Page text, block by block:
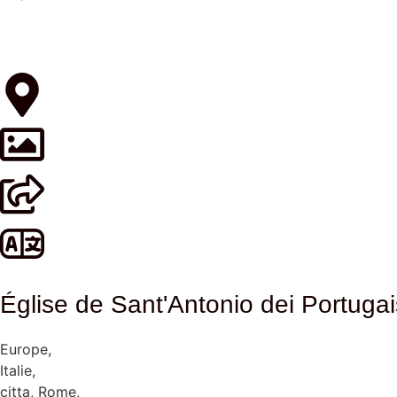
Église de Sant'Antonio dei
Europe,
Italie,
citta, Rome,